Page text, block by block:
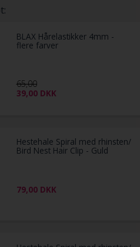
BLAX Hårelastikker 4mm -
flere farver
65,00
39,00 DKK
Hestehale Spiral med rhinsten/
Bird Nest Hair Clip - Guld
79,00 DKK